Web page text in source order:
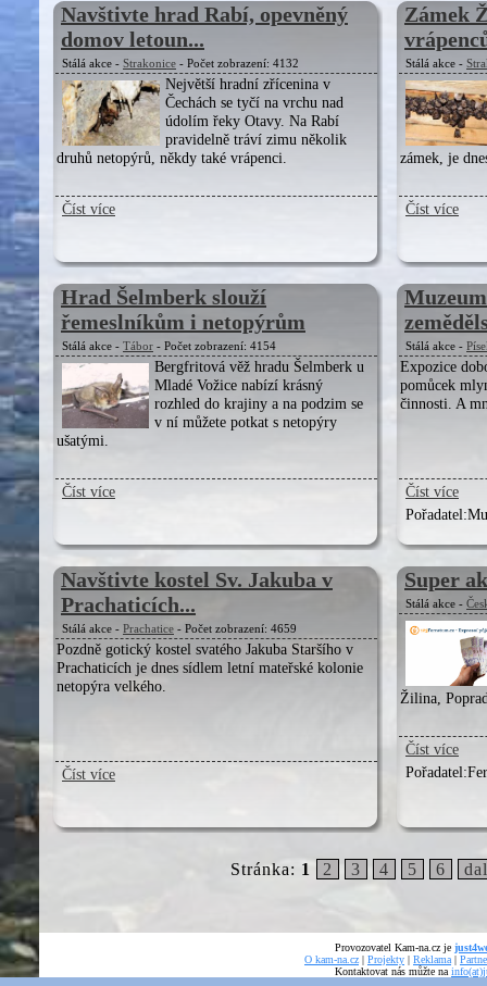
Navštivte hrad Rabí, opevněný
domov letoun...
Stálá akce - Strakonice - Počet zobrazení: 4132
Největší hradní zřícenina v
Čechách se tyčí na vrchu nad
údolím řeky Otavy. Na Rabí
pravidelně tráví zimu několik
druhů netopýrů, někdy také vrápenci.
Číst více
Zámek
Stálá akce -
zámek, je
Číst více
Hrad Šelmberk slouží
řemeslníkům i netopýrům
Stálá akce - Tábor - Počet zobrazení: 4154
Bergfritová věž hradu Šelmberk u
Mladé Vožice nabízí krásný
rozhled do krajiny a na podzim se
v ní můžete potkat s netopýry
ušatými.
Číst více
Stálá akce -
Expozice
pomůcek
činnosti. A
Číst více
Pořadatel:
Navštivte kostel Sv. Jakuba v
Prachaticích...
Stálá akce - Prachatice - Počet zobrazení: 4659
Pozdně gotický kostel svatého Jakuba Staršího v
Prachaticích je dnes sídlem letní mateřské kolonie
netopýra velkého.
Číst více
Super
Stálá akce -
Žilina,
Číst více
Pořadatel:
Stránka: 1 2 3 4 5 6
Provozovatel Kam-na.cz je
O kam-na.cz | Projekty | Reklama |
Kontaktovat nás můžte na